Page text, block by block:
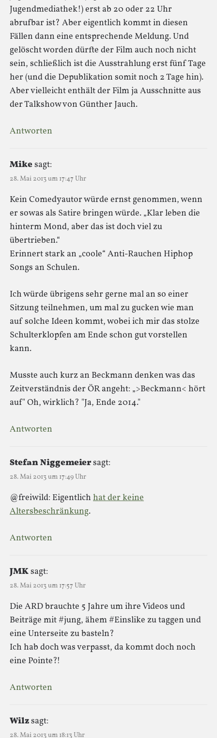
Jugendmediathek!) erst ab 20 oder 22 Uhr
abrufbar ist? Aber eigentlich kommt in diesen
Fällen dann eine entsprechende Meldung. Und
gelöscht worden dürfte der Film auch noch nicht
sein, schließlich ist die Ausstrahlung erst fünf Tage
her (und die Depublikation somit noch 2 Tage hin).
Aber vielleicht enthält der Film ja Ausschnitte aus
der Talkshow von Günther Jauch.
Antworten
Mikesagt:
28. Mai 2013 um 17:47 Uhr
Kein Comedyautor würde ernst genommen, wenn
er sowas als Satire bringen würde. „Klar leben die
hinterm Mond, aber das ist doch viel zu
übertrieben.“
Erinnert stark an „coole“ Anti-Rauchen Hiphop
Songs an Schulen.
Ich würde übrigens sehr gerne mal an so einer
Sitzung teilnehmen, um mal zu gucken wie man
auf solche Ideen kommt, wobei ich mir das stolze
Schulterklopfen am Ende schon gut vorstellen
kann.
Musste auch kurz an Beckmann denken was das
Zeitverständnis der ÖR angeht: „>Beckmann< hört
auf" Oh, wirklich? "Ja, Ende 2014."
Antworten
Stefan Niggemeiersagt:
28. Mai 2013 um 17:49 Uhr
@freiwild: Eigentlich hat der keine
Altersbeschränkung.
Antworten
JMKsagt:
28. Mai 2013 um 17:57 Uhr
Die ARD brauchte 5 Jahre um ihre Videos und
Beiträge mit #jung, ähem #Einslike zu taggen und
eine Unterseite zu basteln?
Ich hab doch was verpasst, da kommt doch noch
eine Pointe?!
Antworten
Wilzsagt:
28. Mai 2013 um 18:13 Uhr